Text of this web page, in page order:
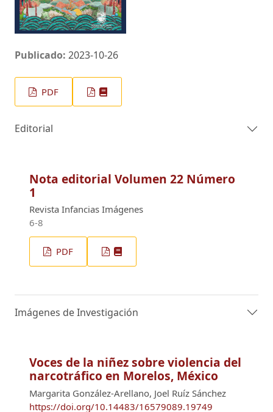
Publicado: 2023-10-26
PDF
Editorial
Nota editorial Volumen 22 Número
1
Revista Infancias Imágenes
6-8
PDF
Imágenes de Investigación
Voces de la niñez sobre violencia del
narcotráfico en Morelos, México
Margarita González-Arellano, Joel Ruíz Sánchez
https://doi.org/10.14483/16579089.19749